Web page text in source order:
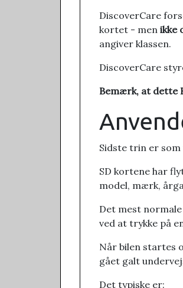
DiscoverCare
kortet - men ikke
angiver klassen.
DiscoverCare
Bemærk, at dette
Sidste trin er
SD kortene har
model, mærk,
Det mest
ved at trykke på
Når bilen startes
gået galt
Det typiske er: